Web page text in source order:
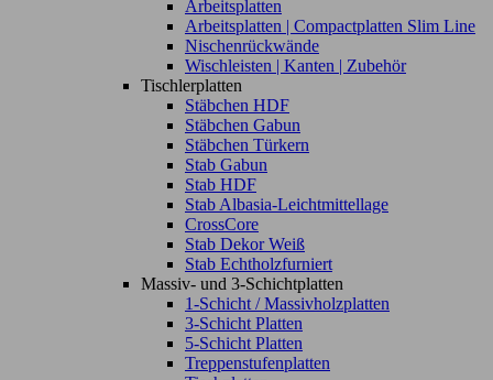
Arbeitsplatten
Arbeitsplatten | Compactplatten Slim Line
Nischenrückwände
Wischleisten | Kanten | Zubehör
Tischlerplatten
Stäbchen HDF
Stäbchen Gabun
Stäbchen Türkern
Stab Gabun
Stab HDF
Stab Albasia-Leichtmittellage
CrossCore
Stab Dekor Weiß
Stab Echtholzfurniert
Massiv- und 3-Schichtplatten
1-Schicht / Massivholzplatten
3-Schicht Platten
5-Schicht Platten
Treppenstufenplatten